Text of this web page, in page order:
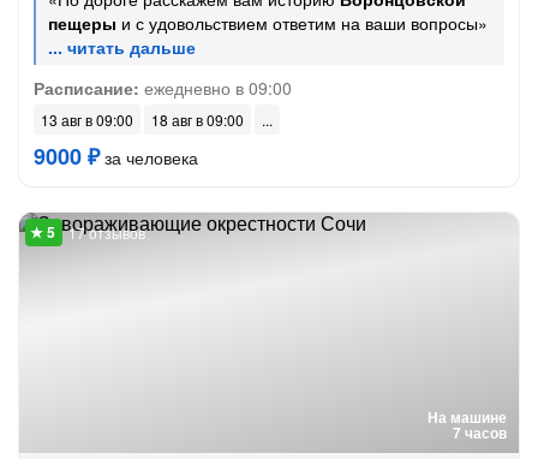
пещеры и с удовольствием ответим на ваши вопросы»
Расписание: ежедневно в 09:00
13 авг в 09:00 18 авг в 09:00
9000 ₽за человека
На машине
7 часов
17 отзывов